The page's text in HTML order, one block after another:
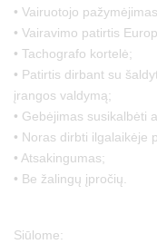
• Vairuotojo
• Vairavimo patirtis
• Tachografo kortelė;
• Patirtis dirbant su
įrangos valdymą;
• Gebėjimas susikalbėti
• Noras dirbti ilgalaikėje
• Atsakingumas;
• Be žalingų įpročių.
Siūlome: